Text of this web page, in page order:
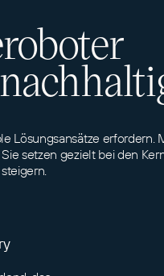
Lösungsansätze erfordern.
setzen gezielt bei den